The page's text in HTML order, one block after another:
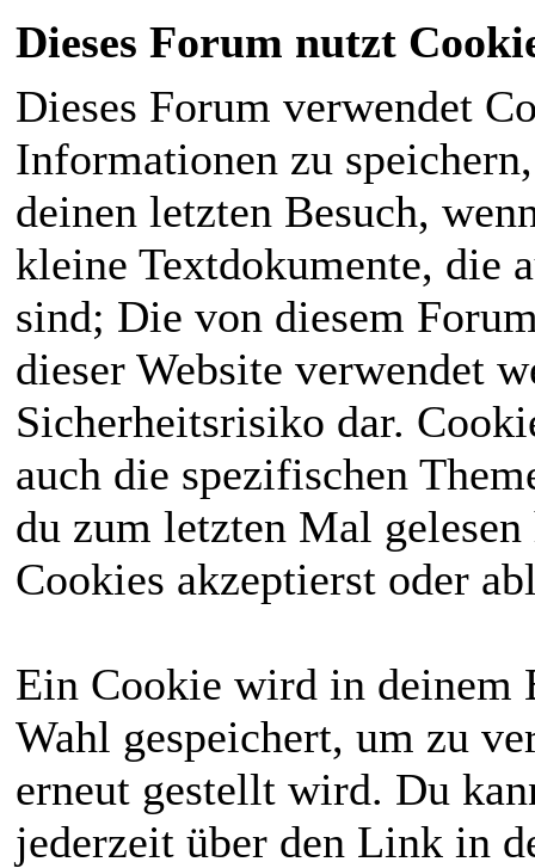
Dieses Forum nutzt
Dieses Forum verwendet
Informationen zu
deinen letzten Besuch,
kleine Textdokumente, die
sind; Die von diesem
dieser Website verwendet
Sicherheitsrisiko dar.
auch die spezifischen
du zum letzten Mal
Cookies akzeptierst oder
Ein Cookie wird in deinem
Wahl gespeichert, um zu
erneut gestellt wird. Du
jederzeit über den Link in